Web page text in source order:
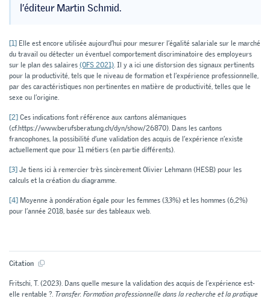
l’éditeur Martin Schmid.
[1] Elle est encore utilisée aujourd’hui pour mesurer l’égalité salariale sur le marché
du travail ou détecter un éventuel comportement discriminatoire des employeurs
sur le plan des salaires(OFS 2021). Il y a ici une distorsion des signaux pertinents
pour la productivité, tels que le niveau de formation et l’expérience professionnelle,
par des caractéristiques non pertinentes en matière de productivité, telles que le
sexe ou l’origine.
[2]Ces indications font référence aux cantons alémaniques
(cf.https://www.berufsberatung.ch/dyn/show/26870). Dans les cantons
francophones, la possibilité d’une validation des acquis de l’expérience n’existe
actuellement que pour 11 métiers (en partie différents).
[3]Je tiens ici à remercier très sincèrement Olivier Lehmann (HESB) pour les
calculs et la création du diagramme.
[4] Moyenne à pondération égale pour les femmes (3,3%) et les hommes (6,2%)
pour l’année 2018, basée sur des tableaux web.
Citation
Fritschi, T. (2023). Dans quelle mesure la validation des acquis de l’expérience est-
elle rentable ?. Transfer. Formation professionnelle dans la recherche et la pratique